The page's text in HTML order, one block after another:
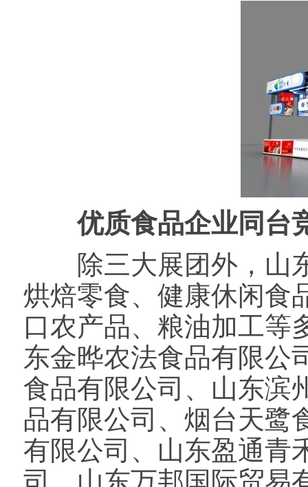
优质食品企业同台
除三大展团外，山东
烘焙零食、健康休闲食
口农产品、粮油加工等
东金晔农法食品有限公
食品有限公司、山东滨
品有限公司、烟台天鹭
有限公司、山东盈通青